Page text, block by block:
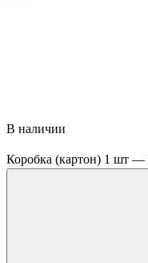
В наличии
Коробка (картон) 1 шт —